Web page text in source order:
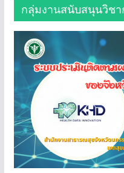
กลุ่มงานสนับสนุนวิชา